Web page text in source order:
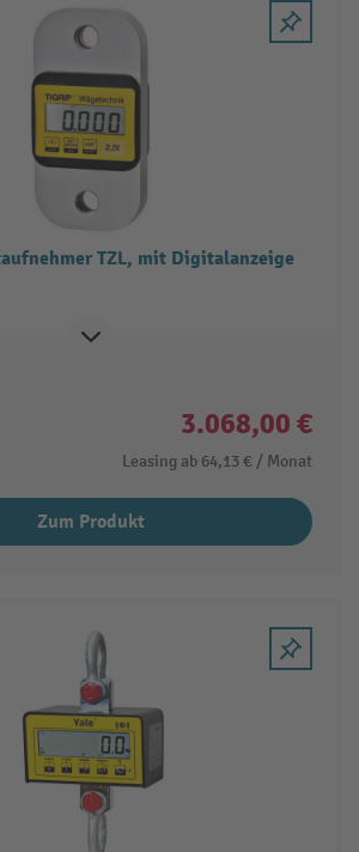
TZL, mit Digitalanzeige
3.068,00 €
Leasing ab 64,13 € / Monat
Zum Produkt